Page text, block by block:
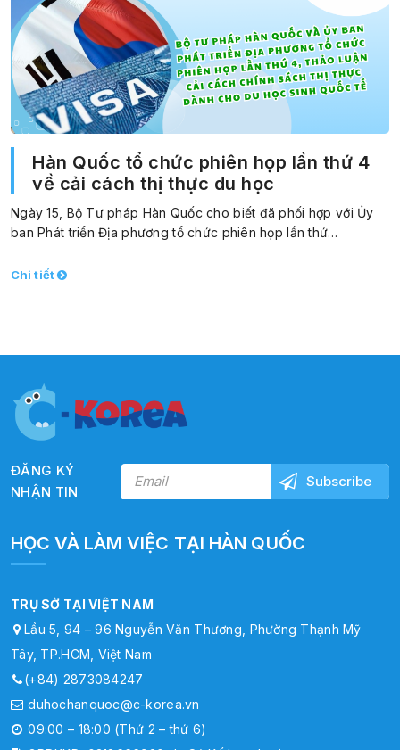
Hàn Quốc tổ chức phiên họp lần thứ 4
về cải cách thị thực du học
Ngày 15, Bộ Tư pháp Hàn Quốc cho biết đã phối hợp với Ủy
ban Phát triển Địa phương tổ chức phiên họp lần thứ…
Chi tiết
ĐĂNG KÝ
NHẬN TIN
HỌC VÀ LÀM VIỆC TẠI HÀN QUỐC
TRỤ SỞ TẠI VIỆT NAM
Lầu 5, 94 – 96 Nguyễn Văn Thương, Phường Thạnh Mỹ
Tây, TP.HCM, Việt Nam
(+84) 2873084247
duhochanquoc@c-korea.vn
09:00 – 18:00 (Thứ 2 – thứ 6)